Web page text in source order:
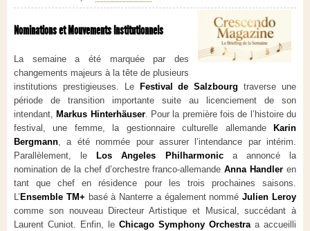
Nominations et Mouvements Institutionnels
La semaine a été marquée par des
changements majeurs à la tête de plusieurs
institutions prestigieuses. Le
Festival de Salzbourg traverse une
période de transition importante suite au licenciement de son
intendant, Markus Hinterhäuser. Pour la première fois de l’histoire du
festival, une femme, la gestionnaire culturelle allemande
Karin
Bergmann, a été nommée pour assurer l’intendance par intérim.
Parallèlement, le
Los Angeles Philharmonica annoncé la
nomination de la chef d’orchestre franco-allemandeAnna Handler en
tant que chef en résidence pour les trois prochaines saisons.
L’ Ensemble TM+ basé à Nanterre a également nomméJulien Leroy
comme son nouveau Directeur Artistique et Musical, succédant à
Laurent Cuniot. Enfin, le Chicago Symphony Orchestraa accueilli